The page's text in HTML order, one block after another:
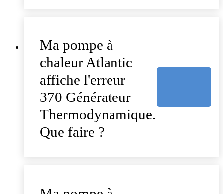
Ma pompe à
chaleur Atlantic
affiche l'erreur
370 Générateur
Thermodynamique.
Que faire ?